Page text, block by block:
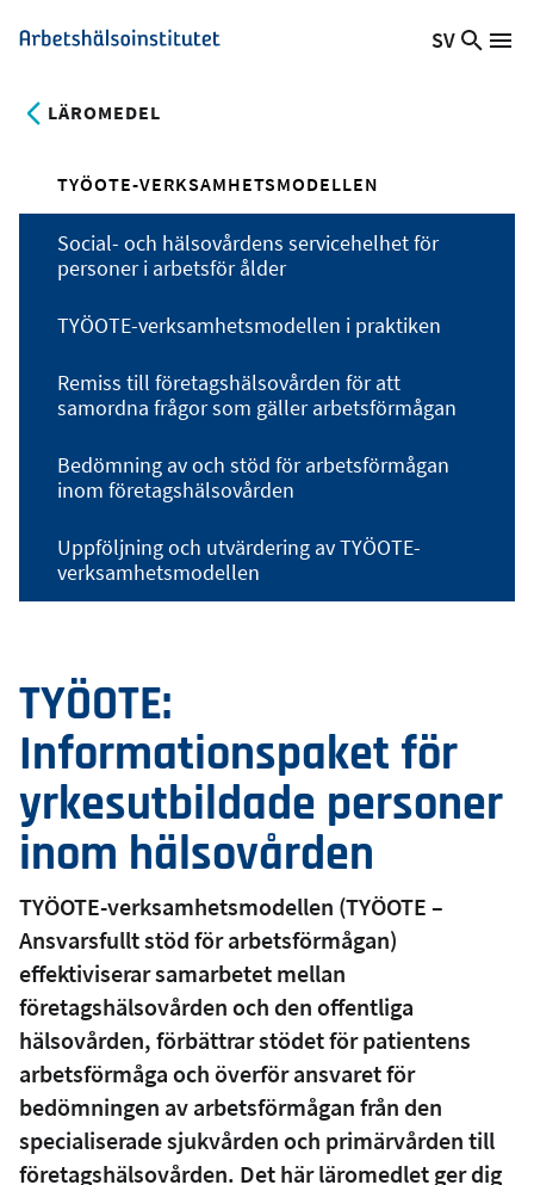
Hoppa
till
Arbetshälsoinstitutet
Växla
SV
Sök
LÄROMEDEL
TYÖOTE:
Informationspaket för
yrkesutbildade personer
inom hälsovården
TYÖOTE-verksamhetsmodellen (TYÖOTE –
Ansvarsfullt stöd för arbetsförmågan)
effektiviserar samarbetet mellan
företagshälsovården och den offentliga
hälsovården, förbättrar stödet för patientens
arbetsförmåga och överför ansvaret för
bedömningen av arbetsförmågan från den
specialiserade sjukvården och primärvården till
företagshälsovården. Det här läromedlet ger dig
TYÖOTE-VERKSAMHETSMODELLEN
Social- och hälsovårdens servicehelhet för
personer i arbetsför ålder
TYÖOTE-verksamhetsmodellen i praktiken
Remiss till företagshälsovården för att
samordna frågor som gäller arbetsförmågan
Bedömning av och stöd för arbetsförmågan
inom företagshälsovården
Uppföljning och utvärdering av TYÖOTE-
verksamhetsmodellen